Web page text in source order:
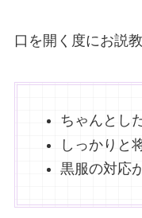
口を開く度にお説
ちゃんとし
しっかりと
黒服の対応